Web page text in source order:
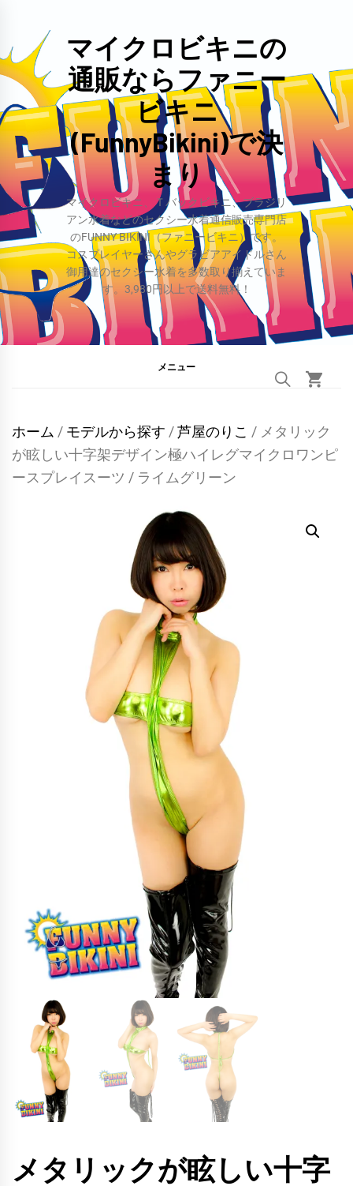
テ
ン
ツ
へ
ッ
プ
マイクロビキニの
通販ならファニー
ビキニ
(FunnyBikini)で決
まり
マイクロビキニ、Ｔバックビキニ、ブラジリ
アン水着などのセクシー水着通信販売専門店
のFUNNY BIKINI（ファニービキニ）です。
コスプレイヤーさんやグラビアアイドルさん
御用達のセクシー水着を多数取り揃えていま
す。3,980円以上で送料無料！
メニュー
ホーム / モデルから探す /芦屋のりこ / メタリック
が眩しい十字架デザイン極ハイレグマイクロワンピ
ースプレイスーツ / ライムグリーン
メタリックが眩しい十字